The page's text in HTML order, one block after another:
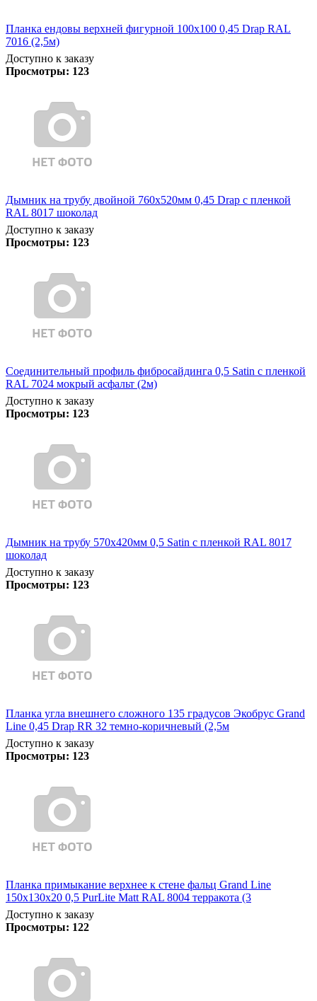
Планка ендовы верхней фигурной 100x100 0,45 Drap RAL
7016 (2,5м)
Доступно к заказу
Просмотры: 123
Дымник на трубу двойной 760х520мм 0,45 Drap с пленкой
RAL 8017 шоколад
Доступно к заказу
Просмотры: 123
Соединительный профиль фибросайдинга 0,5 Satin с пленкой
RAL 7024 мокрый асфальт (2м)
Доступно к заказу
Просмотры: 123
Дымник на трубу 570х420мм 0,5 Satin с пленкой RAL 8017
шоколад
Доступно к заказу
Просмотры: 123
Планка угла внешнего сложного 135 градусов Экобрус Grand
Line 0,45 Drap RR 32 темно-коричневый (2,5м
Доступно к заказу
Просмотры: 123
Планка примыкание верхнее к стене фальц Grand Line
150х130х20 0,5 PurLite Matt RAL 8004 терракота (3
Доступно к заказу
Просмотры: 122